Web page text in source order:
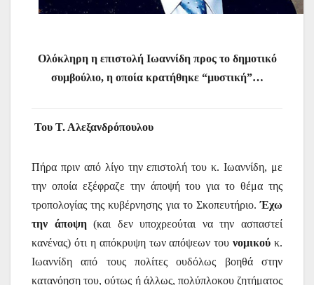
Ολόκληρη η επιστολή Ιωαννίδη προς το δημοτικό
συμβούλιο, η οποία κρατήθηκε “μυστική”…
Του Τ. Αλεξανδρόπουλου
Πήρα πριν από λίγο την επιστολή του κ. Ιωαννίδη, με
την οποία εξέφραζε την άποψή του για το θέμα της
τροπολογίας της κυβέρνησης για το Σκοπευτήριο.Έχω
την άποψη(και δεν υποχρεούται να την ασπαστεί
κανένας) ότι η απόκρυψη των απόψεων τουνομικού κ.
Ιωαννίδη από τους πολίτες ουδόλως βοηθά στην
κατανόηση του, ούτως ή άλλως, πολύπλοκου ζητήματος